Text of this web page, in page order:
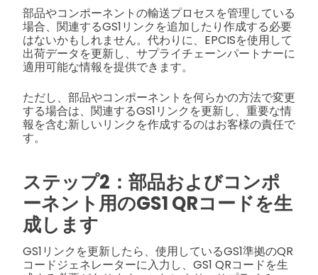
部品やコンポーネントの輸送プロセスを管理している
場合、関連するGS1リンクを追加したり作成する必要
はないかもしれません。代わりに、EPCISを使用して
出荷データを更新し、サプライチェーンパートナーに
適用可能な情報を提供できます。
ただし、部品やコンポーネントを何らかの方法で変更
する場合は、関連するGS1リンクを更新し、重要な情
報を含む新しいリンクを作成するのはお客様の責任で
す。
ステップ2：部品およびコンポ
ーネント用のGS1 QRコードを生
成します
GS1リンクを更新したら、使用しているGS1準拠のQR
コードジェネレーターに入力し、GS1 QRコードを生